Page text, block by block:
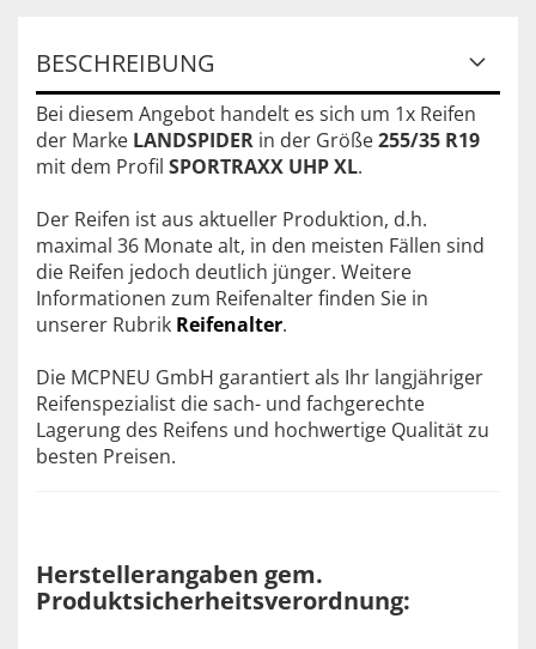
BESCHREIBUNG
Bei diesem Angebot handelt es sich um 1x Reifen
der Marke LANDSPIDER in der Größe255/35 R19
mit dem Profil SPORTRAXX UHP XL.
Der Reifen ist aus aktueller Produktion, d.h.
maximal 36 Monate alt, in den meisten Fällen sind
die Reifen jedoch deutlich jünger. Weitere
Informationen zum Reifenalter finden Sie in
unserer Rubrik Reifenalter.
Die MCPNEU GmbH garantiert als Ihr langjähriger
Reifenspezialist die sach- und fachgerechte
Lagerung des Reifens und hochwertige Qualität zu
besten Preisen.
Herstellerangaben gem.
Produktsicherheitsverordnung: